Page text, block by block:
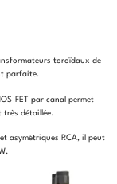
toroïdaux de
parfaite.
FET par canal permet
très détaillée.
asymétriques RCA, il peut